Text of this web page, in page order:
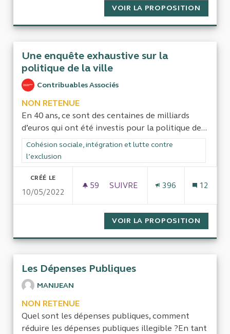
VOIR LA PROPOSITION
Une enquête exhaustive sur la
politique de la ville
Contribuables Associés
NON RETENUE
En 40 ans, ce sont des centaines de milliards
d’euros qui ont été investis pour la politique de...
Filtrer les résultats de la catégorie : Cohésion sociale,
Cohésion sociale, intégration et lutte contre
l’exclusion
CRÉÉ LE
10/05/2022
59 59 ABONNÉS
SUIVRE
396 12
VOIR LA PROPOSITION
Les Dépenses Publiques
MANIJEAN
NON RETENUE
Quel sont les dépenses publiques, comment
réduire les dépenses publiques illegible ?En tant